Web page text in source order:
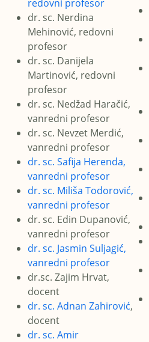
redovni profesor
dr. sc. Nerdina
Mehinović, redovni
profesor
dr. sc. Danijela
Martinović, redovni
profesor
dr. sc. Nedžad Haračić,
vanredni profesor
dr. sc. Nevzet Merdić,
vanredni profesor
dr. sc. Safija Herenda,
vanredni profesor
dr. sc. Miliša Todorović,
vanredni profesor
dr. sc. Edin Dupanović,
vanredni profesor
dr. sc. Jasmin Suljagić,
vanredni profesor
dr.sc. Zajim Hrvat,
docent
dr. sc. Adnan Zahirović,
docent
dr. sc. Amir